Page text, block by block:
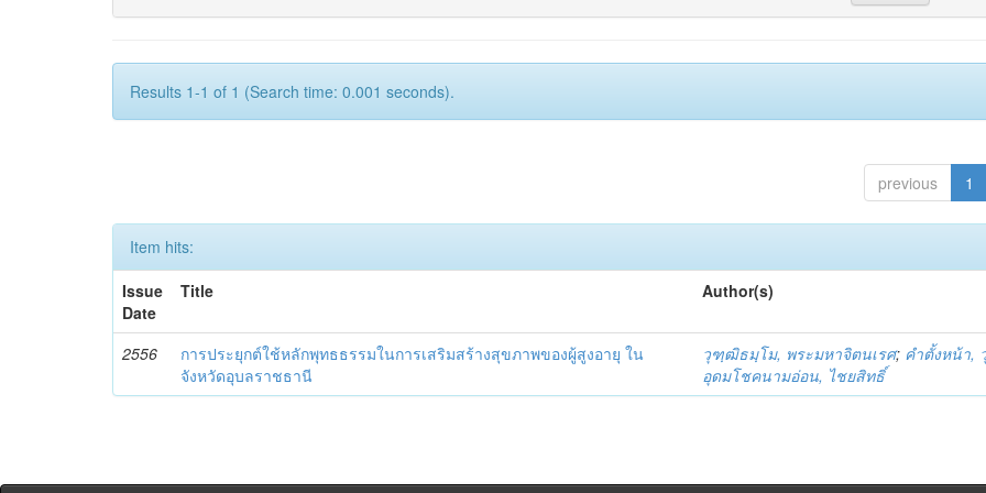
Results 1-1 of 1 (Search time: 0.001 seconds).
previous 1
Item hits:
Issue
Date
Title Author(s)
2556
การประยุกต์ใช้หลักพุทธธรรมในการเสริมสร้างสุขภาพของผู้สูงอายุ ใน
จังหวัดอุบลราชธานี
วุฑฺฒิธมฺโม, พระมหาจิตนเรศ; คำตั้งหน้า,
อุดมโชคนามอ่อน, ไชยสิทธิ์